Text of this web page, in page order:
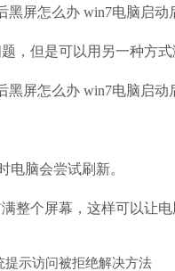
但是可以用另一种方式
脑会尝试刷新。
个屏幕，这样可以让电
示访问被拒绝解决方法